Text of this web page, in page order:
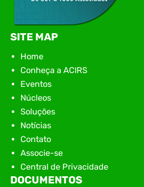
SITE MAP
Home
Conheça a ACIRS
Eventos
Núcleos
Soluções
Notícias
Contato
Associe-se
Central de Privacidade
DOCUMENTOS